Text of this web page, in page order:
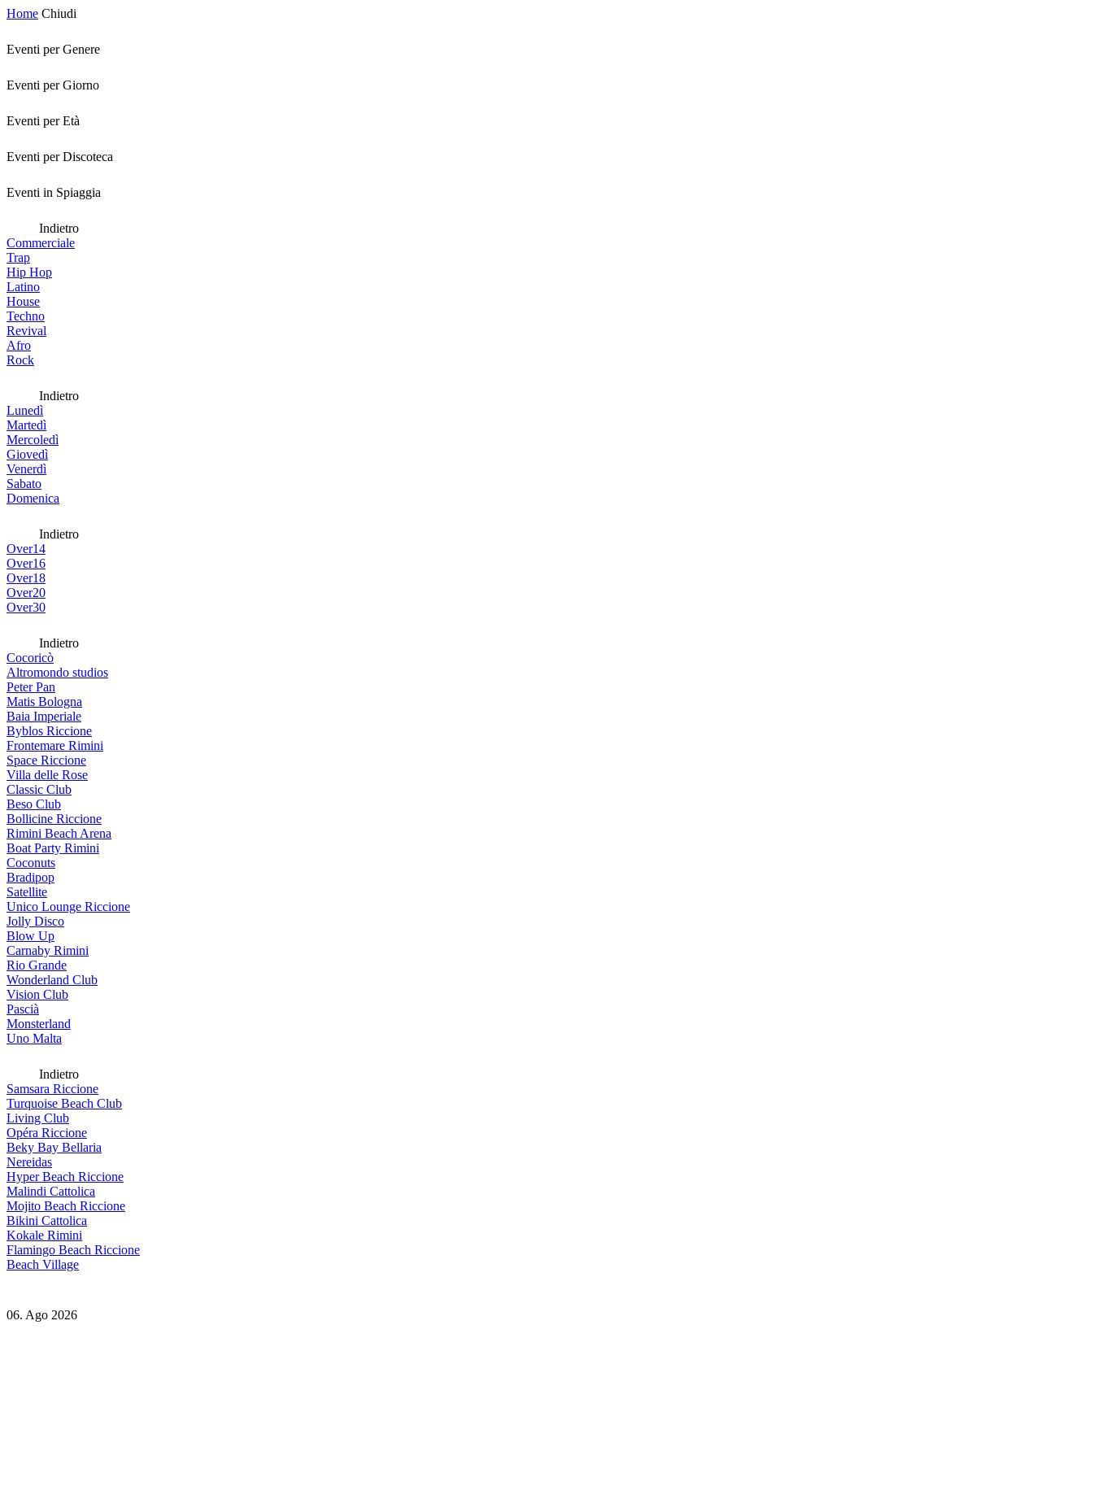
Home Chiudi
Eventi per Genere
Eventi per Giorno
Eventi per Età
Eventi per Discoteca
Eventi in Spiaggia
Indietro
Commerciale
Trap
Hip Hop
Latino
House
Techno
Revival
Afro
Rock
Indietro
Lunedì
Martedì
Mercoledì
Giovedì
Venerdì
Sabato
Domenica
Indietro
Over14
Over16
Over18
Over20
Over30
Indietro
Cocoricò
Altromondo studios
Peter Pan
Matis Bologna
Baia Imperiale
Byblos Riccione
Frontemare Rimini
Space Riccione
Villa delle Rose
Classic Club
Beso Club
Bollicine Riccione
Rimini Beach Arena
Boat Party Rimini
Coconuts
Bradipop
Satellite
Unico Lounge Riccione
Jolly Disco
Blow Up
Carnaby Rimini
Rio Grande
Wonderland Club
Vision Club
Pascià
Monsterland
Uno Malta
Indietro
Samsara Riccione
Turquoise Beach Club
Living Club
Opéra Riccione
Beky Bay Bellaria
Nereidas
Hyper Beach Riccione
Malindi Cattolica
Mojito Beach Riccione
Bikini Cattolica
Kokale Rimini
Flamingo Beach Riccione
Beach Village
06. Ago 2026